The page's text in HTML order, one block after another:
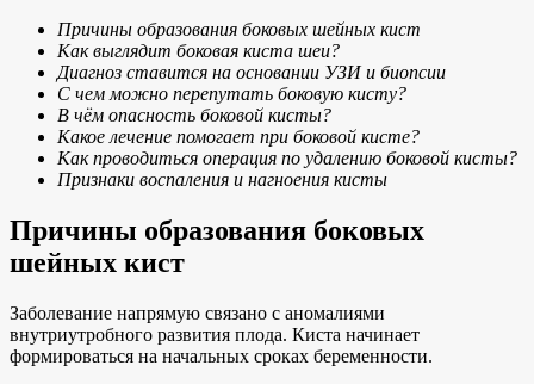
Причины образования боковых шейных кист
Как выглядит боковая киста шеи?
Диагноз ставится на основании УЗИ и биопсии
С чем можно перепутать боковую кисту?
В чём опасность боковой кисты?
Какое лечение помогает при боковой кисте?
Как проводиться операция по удалению боковой кисты?
Признаки воспаления и нагноения кисты
Причины образования боковых
шейных кист
Заболевание напрямую связано с аномалиями
внутриутробного развития плода. Киста начинает
формироваться на начальных сроках беременности.